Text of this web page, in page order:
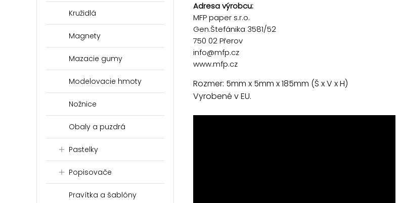
Kružidlá
Magnety
Mazacie gumy
Modelovacie hmoty
Nožnice
Obaly a puzdrá
Pastelky
Popisovače
Pravítka a šablóny
Adresa výrobcu:
MFP paper s.r.o.
Gen.Štefánika 3581/52
750 02 Přerov
info@mfp.cz
www.mfp.cz
Rozmer: 5mm x 5mm x 185mm (Š x V x H)
Vyrobené v EU.